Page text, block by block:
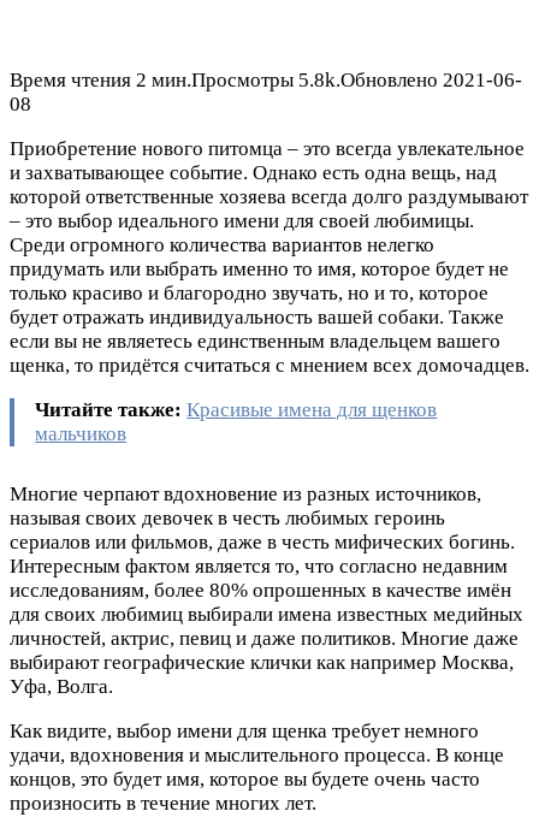
Время чтения 2 мин.Просмотры 5.8k.Обновлено 2021-06-
08
Приобретение нового питомца – это всегда увлекательное
и захватывающее событие. Однако есть одна вещь, над
которой ответственные хозяева всегда долго раздумывают
– это выбор идеального имени для своей любимицы.
Среди огромного количества вариантов нелегко
придумать или выбрать именно то имя, которое будет не
только красиво и благородно звучать, но и то, которое
будет отражать индивидуальность вашей собаки. Также
если вы не являетесь единственным владельцем вашего
щенка, то придётся считаться с мнением всех домочадцев.
Читайте также: Красивые имена для щенков
мальчиков
Многие черпают вдохновение из разных источников,
называя своих девочек в честь любимых героинь
сериалов или фильмов, даже в честь мифических богинь.
Интересным фактом является то, что согласно недавним
исследованиям, более 80% опрошенных в качестве имён
для своих любимиц выбирали имена известных медийных
личностей, актрис, певиц и даже политиков. Многие даже
выбирают географические клички как например Москва,
Уфа, Волга.
Как видите, выбор имени для щенка требует немного
удачи, вдохновения и мыслительного процесса. В конце
концов, это будет имя, которое вы будете очень часто
произносить в течение многих лет.